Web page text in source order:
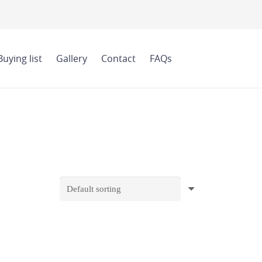
list Gallery Contact FAQs